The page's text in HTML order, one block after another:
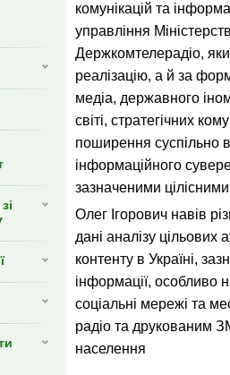
комунікацій та
управління
Держкомтелерадіо,
реалізацію, а й за
медіа, державного
світі, стратегічних
поширення суспільно
інформаційного
зазначеними
Олег Ігорович навів
дані аналізу цільових
контенту в Україні,
інформації, особливо
соціальні мережі та
радіо та друкованим
населення